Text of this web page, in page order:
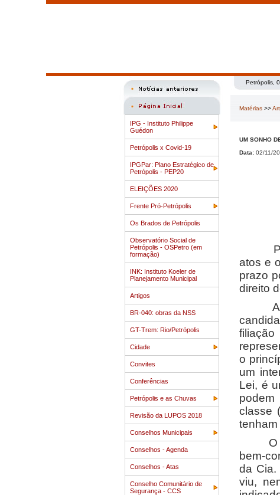
IPG - Instituto Philippe
Guédon
Petrópolis x Covid-19
IPGPar: Plano Estratégico de
Petrópolis - PEP20
ELEIÇÕES 2020
Frente Pró-Petrópolis
Os Brados de Petrópolis
Observatório Social de
Petrópolis - OSPetro (em
formação)
INK: Instituto Koeler de
Planejamento Municipal
Artigos
BR-040: obras da NSS
GT-Trem: Rio/Petrópolis
Cidade
Convites
Conferências
Petrópolis e as Chuvas
Revisão da LUPOS 2018
Conselhos Municipais
Conselhos - Agenda
Conselhos - Atas
Conselho Comunitário de
Segurança - CCS
Petrópolis,
Matérias >>
UM SONHO
Data: 02/11/
atos e
prazo
direito
A
o
um
Lei, é
podem
classe
O
bem-
da Cia.
viu,